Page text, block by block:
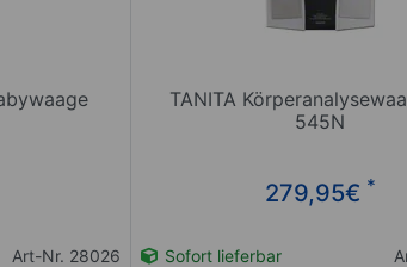
Art-Nr. 28026
TANITA
545N
279,95€ *
Sofort lieferbar